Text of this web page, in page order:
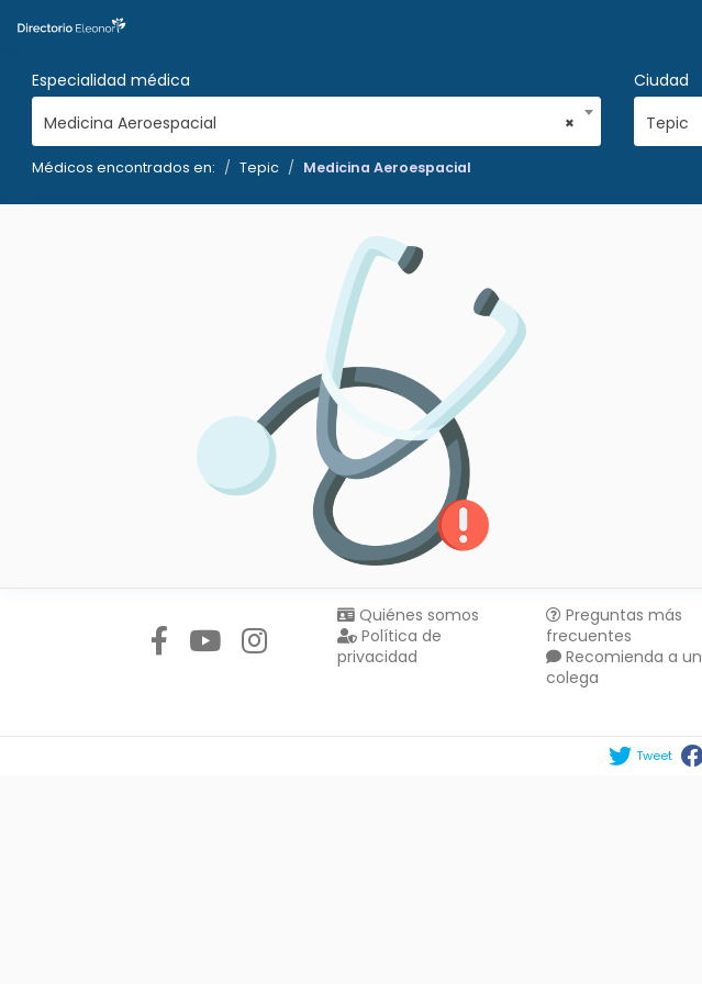
Especialidad médica
×
Medicina Aeroespacial
Ciudad
Tepic
Médicos encontrados en: Tepic Medicina Aeroespacial
Quiénes somos
Política de
privacidad
Preguntas más
frecuentes
Recomienda a un
colega
Tweet